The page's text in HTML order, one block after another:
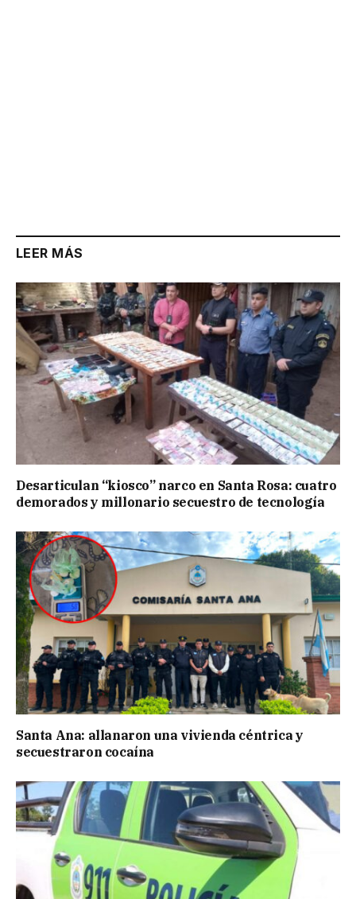
LEER MÁS
Desarticulan “kiosco” narco en Santa Rosa: cuatro
demorados y millonario secuestro de tecnología
Santa Ana: allanaron una vivienda céntrica y
secuestraron cocaína